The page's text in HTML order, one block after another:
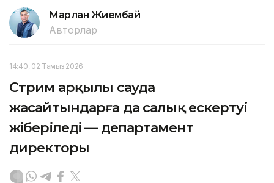
Марлан Жиембай
Авторлар
14:40, 02 Тамыз 2026
Стрим арқылы сауда
жасайтындарға да салық ескертуі
жіберіледі — департамент
директоры